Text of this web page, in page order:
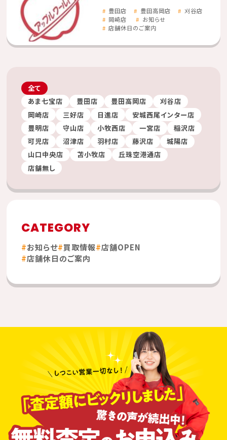
豊田店 豊田高岡店
刈谷店
岡崎店
お知らせ
店舗休日のご案内
全て
あま七宝店
豊田店 豊田高岡店
刈谷店
岡崎店
三好店 日進店
安城西尾インター店
豊明店
守山店 小牧西店 一宮店
稲沢店
可児店
沼津店 羽村店 藤沢店
城陽店
山口中央店
苫小牧店
丘珠空港通店
店舗無し
CATEGORY
お知らせ 買取情報 店舗OPEN
店舗休日のご案内